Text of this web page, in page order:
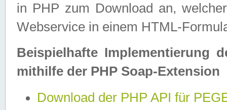
in PHP zum Download an,
Webservice in einem HTML-
Beispielhafte Implementierung
mithilfe der PHP Soap-Extension
Download der PHP API für